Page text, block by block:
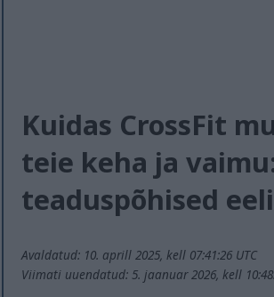
Kuidas CrossFit
teie keha ja
teaduspõhised
Avaldatud: 10. aprill 2025, kell 07:41:26 UTC
Viimati uuendatud: 5. jaanuar 2026, kell